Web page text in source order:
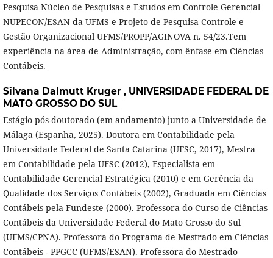
Pesquisa Núcleo de Pesquisas e Estudos em Controle Gerencial
NUPECON/ESAN da UFMS e Projeto de Pesquisa Controle e
Gestão Organizacional UFMS/PROPP/AGINOVA n. 54/23.Tem
experiência na área de Administração, com ênfase em Ciências
Contábeis.
Silvana Dalmutt Kruger , UNIVERSIDADE FEDERAL DE
MATO GROSSO DO SUL
Estágio pós-doutorado (em andamento) junto a Universidade de
Málaga (Espanha, 2025). Doutora em Contabilidade pela
Universidade Federal de Santa Catarina (UFSC, 2017), Mestra
em Contabilidade pela UFSC (2012), Especialista em
Contabilidade Gerencial Estratégica (2010) e em Gerência da
Qualidade dos Serviços Contábeis (2002), Graduada em Ciências
Contábeis pela Fundeste (2000). Professora do Curso de Ciências
Contábeis da Universidade Federal do Mato Grosso do Sul
(UFMS/CPNA). Professora do Programa de Mestrado em Ciências
Contábeis - PPGCC (UFMS/ESAN). Professora do Mestrado